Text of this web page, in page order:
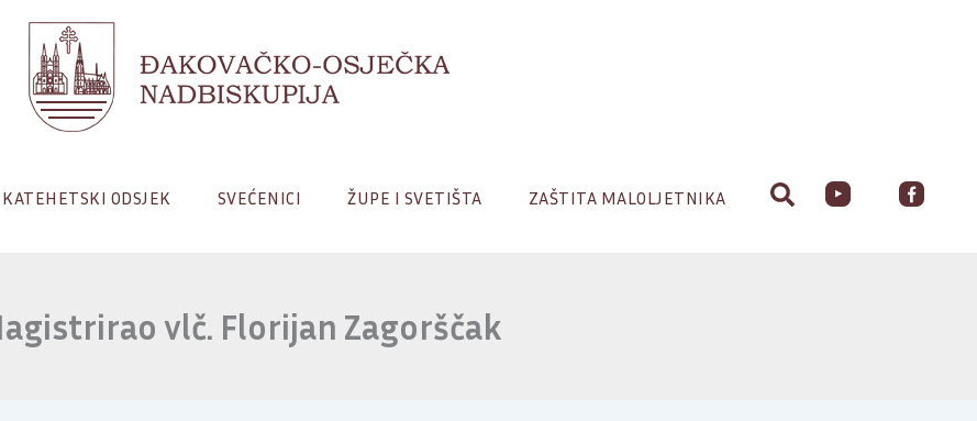
KATEHETSKI ODSJEK SVEĆENICI ŽUPE I SVETIŠTA ZAŠTITA MALOLJETNIKA
vlč. Florijan Zagorščak